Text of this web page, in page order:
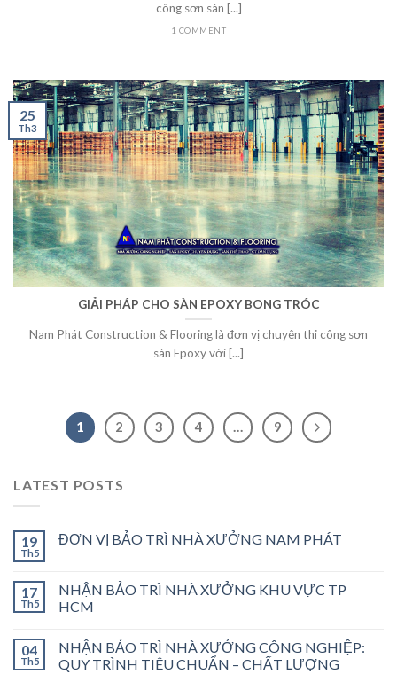
công sơn sàn [...]
1 COMMENT
GIẢI PHÁP CHO SÀN EPOXY BONG TRÓC
Nam Phát Construction & Flooring là đơn vị chuyên thi công sơn
sàn Epoxy với [...]
25
Th3
1 2 3 4 … 9
LATEST POSTS
19
Th5
ĐƠN VỊ BẢO TRÌ NHÀ XƯỞNG NAM PHÁT
17
Th5
NHẬN BẢO TRÌ NHÀ XƯỞNG KHU VỰC TP
HCM
04
Th5
NHẬN BẢO TRÌ NHÀ XƯỞNG CÔNG NGHIỆP:
QUY TRÌNH TIÊU CHUẨN – CHẤT LƯỢNG